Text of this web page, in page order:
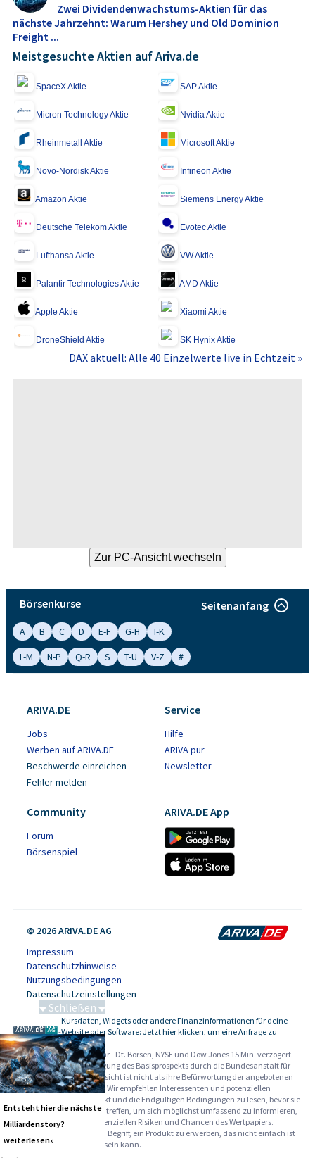
Zwei Dividendenwachstums-Aktien für das
nächste Jahrzehnt: Warum Hershey und Old Dominion
Freight ...
Meistgesuchte Aktien auf Ariva.de
SpaceX Aktie SAP Aktie
Micron Technology Aktie Nvidia Aktie
Rheinmetall Aktie Microsoft Aktie
Novo-Nordisk Aktie Infineon Aktie
Amazon Aktie Siemens Energy Aktie
Deutsche Telekom Aktie Evotec Aktie
Lufthansa Aktie VW Aktie
Palantir Technologies Aktie AMD Aktie
Apple Aktie Xiaomi Aktie
DroneShield Aktie SK Hynix Aktie
DAX aktuell: Alle 40 Einzelwerte live in Echtzeit »
Börsenkurse Seitenanfang
A B C D E-F G-H
I-K
L-M
N-P Q-R S T-U V-Z #
ARIVA.DE
Jobs
Werben auf ARIVA.DE
Beschwerde einreichen
Fehler melden
Service
Hilfe
ARIVA pur
Newsletter
Community
Forum
Börsenspiel
ARIVA.DE App
© 2026 ARIVA.DE AG
Impressum
Datenschutzhinweise
Nutzungsbedingungen
Datenschutzeinstellungen
-
Kursdaten, Widgets oder andere Finanzinformationen für deine
Website oder Software: Jetzt hier klicken, um eine Anfrage zu
stellen.
Alle Angaben ohne Gewähr - Dt. Börsen, NYSE und Dow Jones 15 Min. verzögert.
Werbehinweise:Die Billigung des Basisprospekts durch die Bundesanstalt für
Finanzdienstleistungsaufsicht ist nicht als ihre Befürwortung der angebotenen
Wertpapiere zu verstehen. Wir empfehlen Interessenten und potenziellen
Anlegern den Basisprospekt und die Endgültigen Bedingungen zu lesen, bevor sie
eine Anlageentscheidung treffen, um sich möglichst umfassend zu informieren,
insbesondere über die potenziellen Risiken und Chancen des Wertpapiers.
Warnhinweise: Sie sind im Begriff, ein Produkt zu erwerben, das nicht einfach ist
und schwer zu verstehen sein kann.
Schließen
Schwere Seltene Erden
Entsteht hier die nächste
Milliardenstory?
weiterlesen»